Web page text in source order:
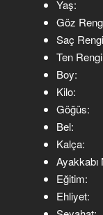
Yaş:
Göz
Saç
Ten
Boy:
Kilo:
Göğüs:
Bel:
Kalça:
Ayakkabı
Eğitim:
Ehliyet: